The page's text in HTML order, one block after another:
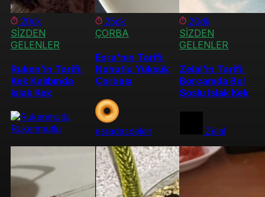
20dk
SİZDEN
GELENLER
Ruken'in Tarifi:
Kek Kalıbında
Islak Kek
Rukenmutlu
25dk
ÇORBA
Esra'nın Tarifi:
Nohutlu Yüksük
Çorbası
esradasdelen
20dk
SİZDEN
GELENLER
Zelal'in Tarifi:
Borcamda Bol
Soslu Islak Kek
Zelal